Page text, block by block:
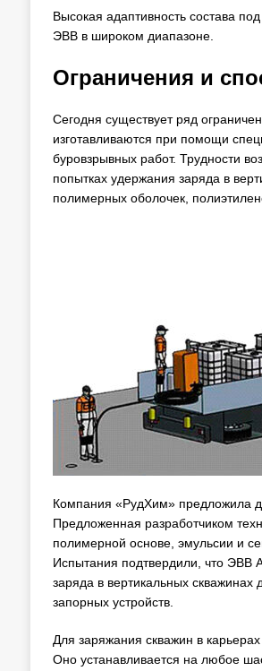
Высокая адаптивность состава
ЭВВ в широком диапазоне.
Ограничения и
Сегодня существует ряд
изготавливаются при помощи
буровзрывных работ. Трудности
попытках удержания заряда в
полимерных оболочек,
Компания «РудХим» предложила
Предложенная разработчиком
полимерной основе, эмульсии и
Испытания подтвердили, что ЭВВ
заряда в вертикальных
запорных устройств.
Для заряжания скважин в
Оно устанавливается на любое